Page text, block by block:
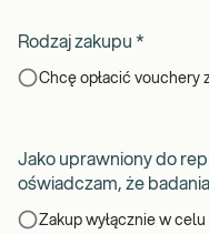
Rodzaj zakupu *
Chcę opłacić vouchery
Jako uprawniony do
oświadczam, że
Zakup wyłącznie w